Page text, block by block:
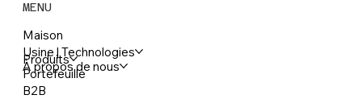
MENU
Maison
Usine | Technologies
Produits
À propos de nous
Portefeuille
B2B